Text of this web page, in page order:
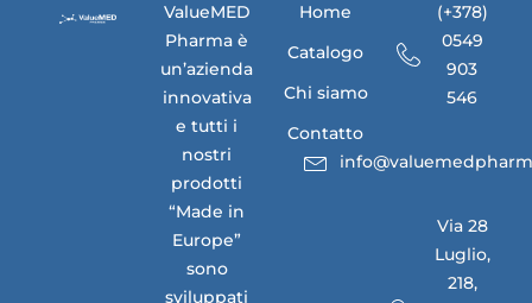
ValueMED
Pharma è
un’azienda
innovativa
e tutti i
nostri
prodotti
“Made in
Europe”
sono
sviluppati
Home
Catalogo
Chi siamo
Contatto
(+378)
0549
903
546
Via 28
Luglio,
218,